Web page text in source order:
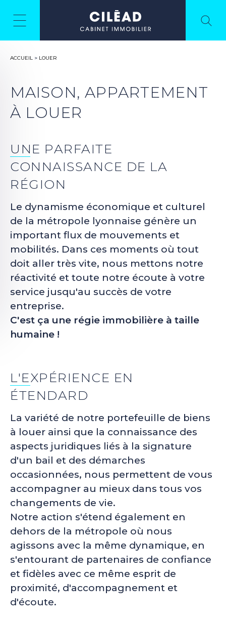
ACCUEIL > LOUER
MAISON, APPARTEMENT
À LOUER
UNE PARFAITE
CONNAISSANCE DE LA
RÉGION
Le dynamisme économique et culturel
de la métropole lyonnaise génère un
important flux de mouvements et
mobilités. Dans ces moments où tout
doit aller très vite, nous mettons notre
réactivité et toute notre écoute à votre
service jusqu'au succès de votre
entreprise.
C'est ça une régie immobilière à taille
humaine !
L'EXPÉRIENCE EN
ÉTENDARD
La variété de notre portefeuille de biens
à louer ainsi que la connaissance des
aspects juridiques liés à la signature
d'un bail et des démarches
occasionnées, nous permettent de vous
accompagner au mieux dans tous vos
changements de vie.
Notre action s'étend également en
dehors de la métropole où nous
agissons avec la même dynamique, en
s'entourant de partenaires de confiance
et fidèles avec ce même esprit de
proximité, d'accompagnement et
d'écoute.